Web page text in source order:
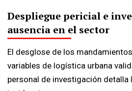
Despliegue pericial e
ausencia en el sector
El desglose de los
variables de logística urbana
personal de investigación detalla